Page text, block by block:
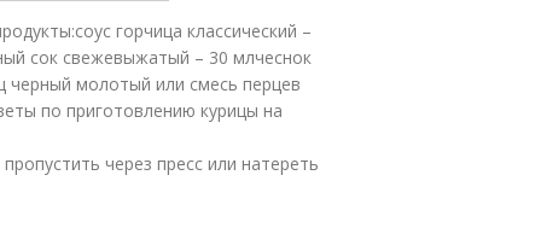
горчица классический –
сок свежевыжатый – 30 млчеснок
черный молотый или смесь перцев
по приготовлению курицы на
через пресс или натереть